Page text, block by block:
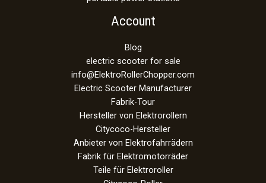
Account
Blog
electric scooter for sale
info@ElektroRollerChopper.com
Electric Scooter Manufacturer
Fabrik-Tour
Hersteller von Elektrorollern
Citycoco-Hersteller
Anbieter von Elektrofahrrädern
Fabrik für Elektromotorräder
Teile für Elektroroller